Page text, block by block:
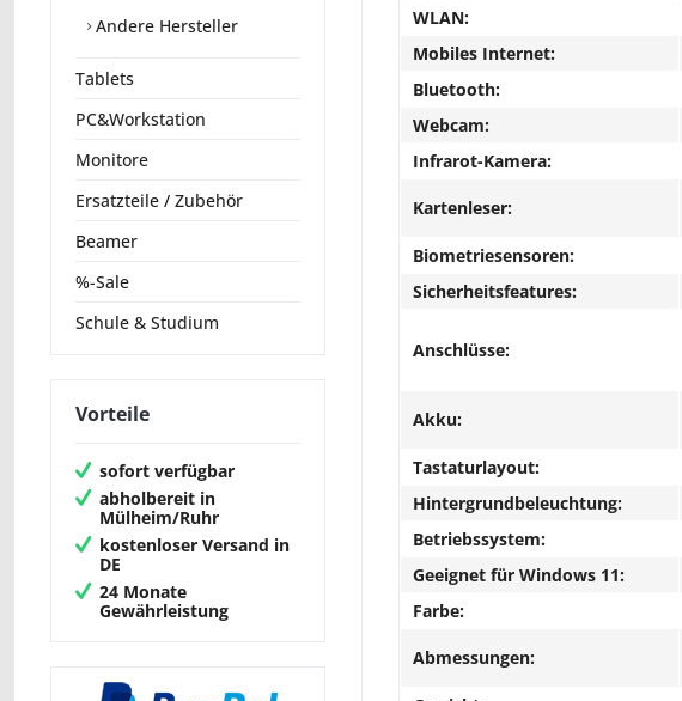
Andere Hersteller
Tablets
PC&Workstation
Monitore
Ersatzteile / Zubehör
Beamer
%-Sale
Schule & Studium
Vorteile
sofort verfügbar
abholbereit in
Mülheim/Ruhr
kostenloser Versand in
DE
24 Monate
Gewährleistung
WLAN:
Mobiles Internet:
Bluetooth:
Webcam:
Infrarot-Kamera:
Kartenleser:
Biometriesensoren:
Sicherheitsfeatures:
Anschlüsse:
Akku:
Tastaturlayout:
Hintergrundbeleuchtung:
Betriebssystem:
Geeignet für Windows 11:
Farbe:
Abmessungen: